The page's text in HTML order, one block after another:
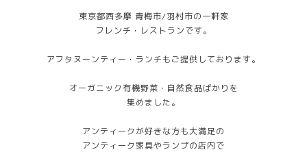
東京都西多摩 青梅市/羽村市の一軒家
フレンチ・レストランです。
アフタヌーンティー・ランチもご提供しております。
オーガニック有機野菜・自然食品ばかりを
集めました。
アンティークが好きな方も大満足の
アンティーク家具やランプの店内で